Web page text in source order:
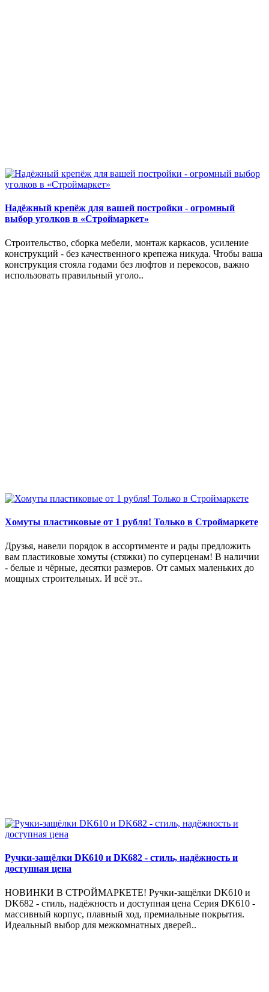
Надёжный крепёж для вашей постройки - огромный
выбор уголков в «Строймаркет»
Строительство, сборка мебели, монтаж каркасов, усиление
конструкций - без качественного крепежа никуда. Чтобы ваша
конструкция стояла годами без люфтов и перекосов, важно
использовать правильный уголо..
Хомуты пластиковые от 1 рубля! Только в Строймаркете
Друзья, навели порядок в ассортименте и рады предложить
вам пластиковые хомуты (стяжки) по суперценам! В наличии
- белые и чёрные, десятки размеров. От самых маленьких до
мощных строительных. И всё эт..
Ручки-защёлки DK610 и DK682 - стиль, надёжность и
доступная цена
НОВИНКИ В СТРОЙМАРКЕТЕ! Ручки-защёлки DK610 и
DK682 - стиль, надёжность и доступная цена Серия DK610 -
массивный корпус, плавный ход, премиальные покрытия.
Идеальный выбор для межкомнатных дверей..